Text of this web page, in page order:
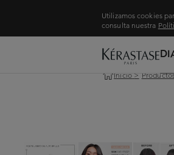
Utilizamos cookies
consulta nuestra
Inicio >